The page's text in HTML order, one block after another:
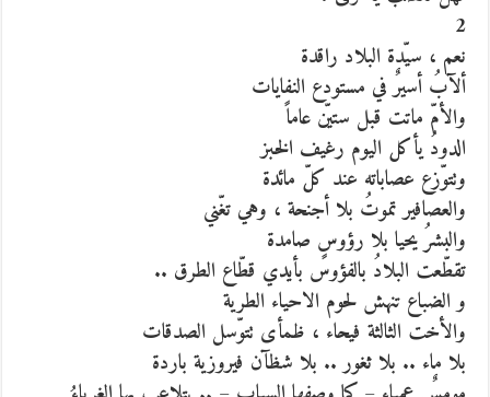
2
نعم ، سيّدة البلاد راقدة
ألآبُ أسيرٌ في مستودع النفايات
والأمّ ماتت قبل ستيّن عاماً
الدودُ يأكل اليوم رغيف الخبز
وتتوّزع عصاباته عند كلّ مائدة
والعصافير تموتُ بلا أجنحة ، وهي تغّني
والبشرُ يحيا بلا رؤوسٍ صامدة
تقطّعت البلادُ بالفؤوس بأيدي قطّاع الطرق ..
و الضباع تنهش لحوم الاحياء الطرية
والأخت الثالثة فيحاء ، ظمأى تتوّسل الصدقات
بلا ماء .. بلا ثغور .. بلا شظآن فيروزية باردة